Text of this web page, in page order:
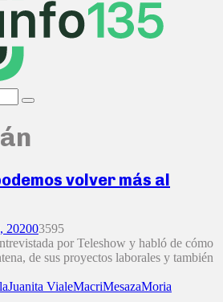
Search
volver más al
202003595
por Teleshow y habló de cómo
de sus proyectos laborales y también
Juanita VialeMacriMesazaMoria